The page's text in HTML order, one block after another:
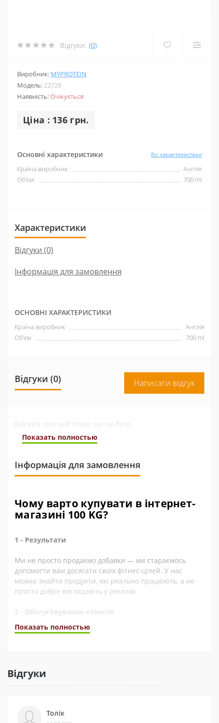
Відгуки: (0)
Виробник: MYPROTEIN
Модель:22729
Наявність:Очікується
Ціна : 136 грн.
Основні характеристики Всі характеристики
Країна виробник:
Англія
Об'єм:
700 ml
Характеристики
Відгуки (0)
Інформація для замовлення
ОСНОВНІ ХАРАКТЕРИСТИКИ
Країна виробник
Англія
Об'єм
700 ml
Відгуки (0) Написати відгук
Відгуків про цей товар ще не було.
Показать полностью
Інформація для замовлення
Чому варто купувати в інтернет-
магазині 100 KG?
1 - Результати
Ми не просто продаємо добавки — ми стараємось
допомогти вам досягати своїх фітнес-цілей. У нас
можна знайти продукти, які реально працюють, а не
просто добре виглядають у рекламі.
2 - Обслуговування клієнтів
Ми завжди на зв’язку у Telegram, WhatsApp, Viber,
різних платформах. Це підтверджує, що нам можна
Показать полностью
Відгуки
Толік